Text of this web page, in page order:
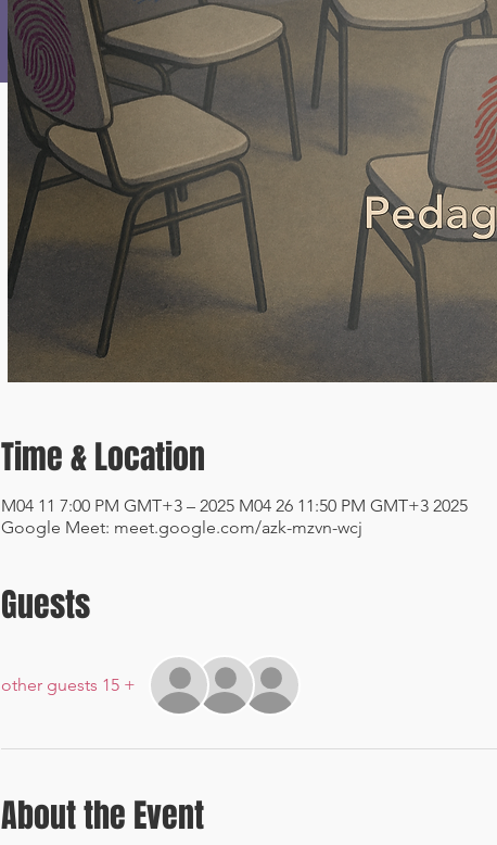
Time & Location
2025 M04 11 7:00 PM GMT+3 – 2025 M04 26 11:50 PM GMT+3
Google Meet: meet.google.com/azk-mzvn-wcj
Guests
+ 15 other guests
About the Event